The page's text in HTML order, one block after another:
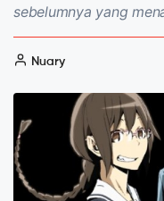
sebelumnya yang
Nuary